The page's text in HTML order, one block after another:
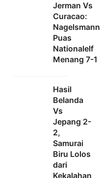
Jerman Vs
Curacao:
Nagelsmann
Puas
Nationalelf
Menang 7-1
Hasil
Belanda
Vs
Jepang 2-
2,
Samurai
Biru Lolos
dari
Kekalahan